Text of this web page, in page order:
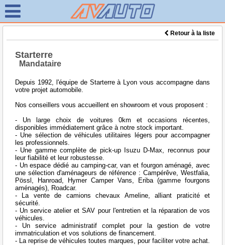
Retour à la liste
Starterre
Mandataire
Depuis 1992, l'équipe de Starterre à Lyon vous accompagne dans
votre projet automobile.
Nos conseillers vous accueillent en showroom et vous proposent :
- Un large choix de voitures 0km et occasions récentes,
disponibles immédiatement grâce à notre stock important.
- Une sélection de véhicules utilitaires légers pour accompagner
les professionnels.
- Une gamme complète de pick-up Isuzu D-Max, reconnus pour
leur fiabilité et leur robustesse.
- Un espace dédié au camping-car, van et fourgon aménagé, avec
une sélection d'aménageurs de référence : Campérêve, Westfalia,
Pössl, Hanroad, Hymer Camper Vans, Eriba (gamme fourgons
aménagés), Roadcar.
- La vente de camions chevaux Ameline, alliant praticité et
sécurité.
- Un service atelier et SAV pour l'entretien et la réparation de vos
véhicules.
- Un service administratif complet pour la gestion de votre
immatriculation et vos solutions de financement.
- La reprise de véhicules toutes marques, pour faciliter votre achat.